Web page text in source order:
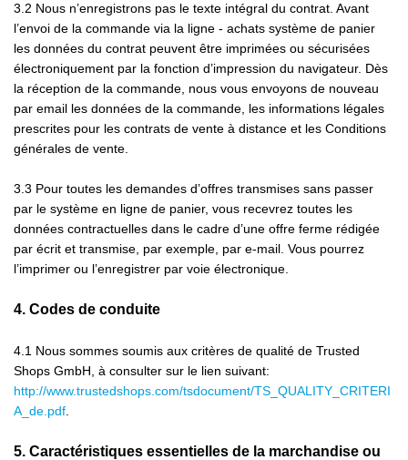
3.2 Nous n’enregistrons pas le texte intégral du contrat. Avant
l’envoi de la commande via la ligne - achats système de panier
les données du contrat peuvent être imprimées ou sécurisées
électroniquement par la fonction d’impression du navigateur. Dès
la réception de la commande, nous vous envoyons de nouveau
par email les données de la commande, les informations légales
prescrites pour les contrats de vente à distance et les Conditions
générales de vente.
3.3 Pour toutes les demandes d’offres transmises sans passer
par le système en ligne de panier, vous recevrez toutes les
données contractuelles dans le cadre d’une offre ferme rédigée
par écrit et transmise, par exemple, par e-mail. Vous pourrez
l’imprimer ou l’enregistrer par voie électronique.
4. Codes de conduite
4.1 Nous sommes soumis aux critères de qualité de Trusted
Shops GmbH, à consulter sur le lien suivant:
http://www.trustedshops.com/tsdocument/TS_QUALITY_CRITERI
A_de.pdf
5. Caractéristiques essentielles de la marchandise ou